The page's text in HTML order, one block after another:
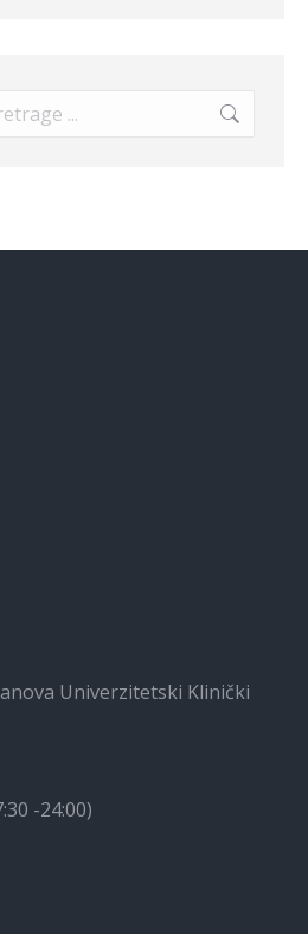
Univerzitetski Klinički
-24:00)